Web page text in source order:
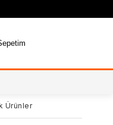
Ürünler